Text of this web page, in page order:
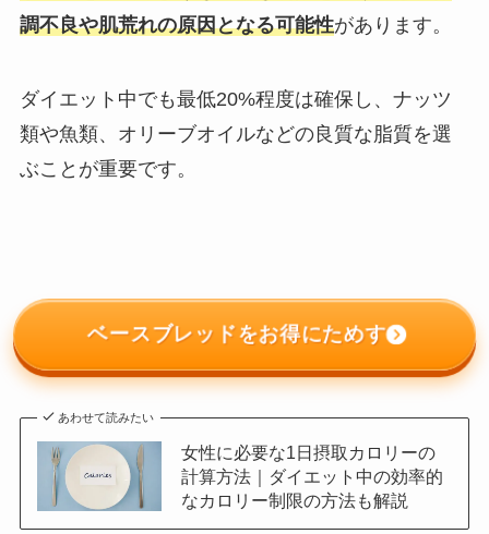
調不良や肌荒れの原因となる可能性があります。
ダイエット中でも最低20%程度は確保し、ナッツ
類や魚類、オリーブオイルなどの良質な脂質を選
ぶことが重要です。
ベースブレッドをお得にためす
あわせて読みたい
女性に必要な1日摂取カロリーの
計算方法｜ダイエット中の効率的
なカロリー制限の方法も解説